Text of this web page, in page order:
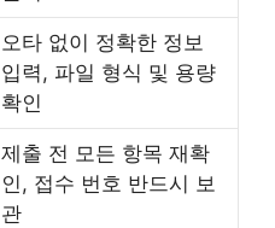
오타 없이 정확한 정보
입력, 파일 형식 및 용량
확인
제출 전 모든 항목 재확
인, 접수 번호 반드시 보
관